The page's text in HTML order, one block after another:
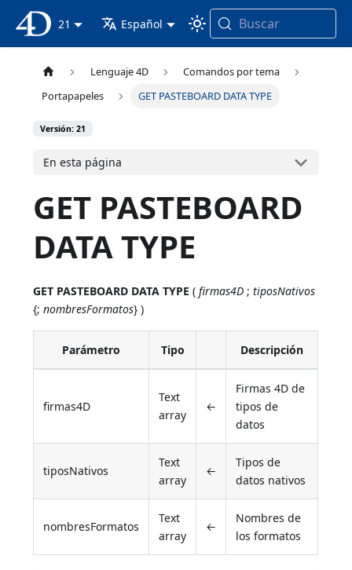
Documentación 4D
21 Español Buscar
Lenguaje 4D
Comandos por tema
Portapapeles
GET PASTEBOARD DATA TYPE
Versión: 21
En esta página
GET PASTEBOARD
DATA TYPE
GET PASTEBOARD DATA TYPE (firmas4D ;tiposNativos
{;nombresFormatos} )
Parámetro Tipo Descripción
firmas4D
Text
array
←
Firmas 4D de
tipos de
datos
tiposNativos
Text
array
←
Tipos de
datos nativos
nombresFormatos
Text
array
←
Nombres de
los formatos